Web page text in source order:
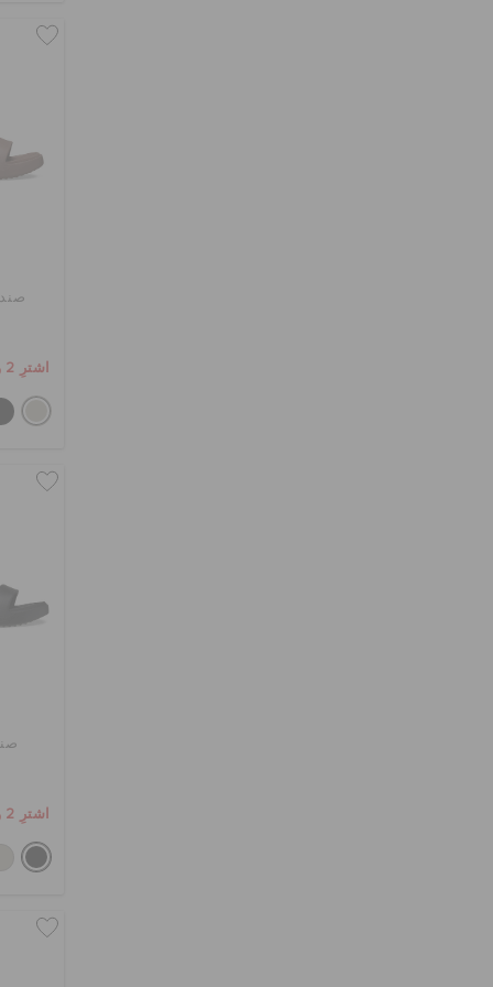
اشترِ 2 واحصل على 25% خصم
اشترِ 2 واحصل على 25% خصم